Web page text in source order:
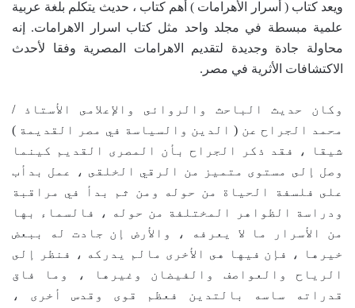
ويعد كتاب ( أسرار الأهرامات ) أهم كتاب ، حديث يتكلم بلغة عربية
علمية مبسطة في مجلد واحد مثل كتاب اسرار الاهرامات. إنه
محاولة جادة وجديدة لتقديم الاهرامات المصرية وفقا لأحدث
الاكتشافات الأثرية في مصر.
وكان حديث الباحث والروائى والإعلامى الأستاذ /
محمد الجراح عن ( الدين والسياسة في مصر القديمة )
شيقا ، فقد ذكر الجراح بأن المصرى القديم كينما
وصل إلى مستوى متميز من الرقي الخلقى ، عمل بدأب
على فلسفة الحياة من حوله ومن ثم بدأ في مراقبة
ودراسة الظواهر المختلفة من حوله ، فالسماء بها
من الأسرار ما لا يعرفه ، والأرض إن جادت له ببعض
خيرها ، فإن فيها هى الأخرى مالم يدركه ، فنظر إلى
الرياح والعواصف والفيضان وغيرها ، وما فاق
قدراته ساسه بالتدين فعظم قوى وقدس أخرى ،